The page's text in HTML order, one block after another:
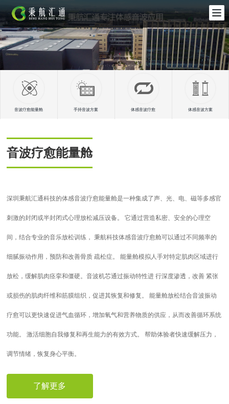
音波疗愈能量舱 手持音波方案 体感音波疗愈 体感音波方案
音波疗愈能量舱
深圳秉航汇通科技的体感音波疗愈能量舱是一种集成了声、光、电、磁等多感官
刺激的封闭或半封闭式心理放松减压设备。 它通过营造私密、安全的心理空
间，结合专业的音乐放松训练， 秉航科技体感音波疗愈舱可以通过不同频率的
细腻振动作用，预防和改善骨质 疏松症。 能量舱模拟人手对特定肌肉区域进行
放松，缓解肌肉痉挛和僵硬。音波机芯通过振动特性进 行深度渗透，改善 紧张
或损伤的肌肉纤维和筋膜组织，促进其恢复和修复。 能量舱放松结合音波振动
疗愈可以更快速促进气血循环，增加氧气和营养物质的供应，从而改善循环系统
功能。 激活细胞自我修复和再生能力的有效方式。 帮助体验者快速缓解压力，
调节情绪，恢复身心平衡。
了解更多